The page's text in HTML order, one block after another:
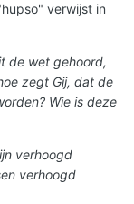
verwijst in
de wet gehoord,
zegt Gij, dat de
Wie is deze
verhoogd
verhoogd